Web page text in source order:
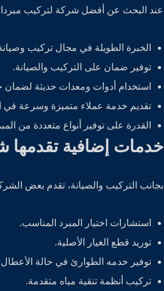
عند البحث عن أفضل شركة لتركيب
الخبرة الطويلة في مجال تركيب
توفير ضمان على التركيب والصيانة.
استخدام أدوات ومعدات حديثة لضمان
تقديم خدمة عملاء متميزة وسرعة في
القدرة على توفير أنواع متعددة من
خدمات إضافية تقدمها
بجانب التركيب والصيانة، تقدم بعض
استشارات اختيار المبرد المناسب.
توريد قطع الغيار الأصلية.
توفير خدمه الطوارئ في حالة الأعطال
تركيب أنظمة تنقية مياه متقدمة.